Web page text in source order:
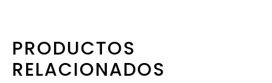
PRODUCTOS
RELACIONADOS